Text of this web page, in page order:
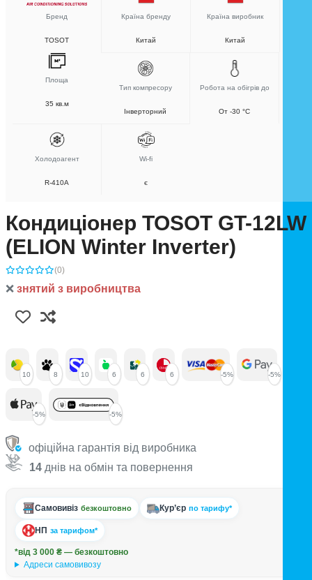
Бренд
TOSOT
Країна бренду
Китай
Країна виробник
Китай
Площа
35 кв.м
Тип компресору
Інверторний
Робота на обігрів до
От -30 °C
Холодоагент
R-410A
Wi-fi
є
Кондиціонер TOSOT GT-12LW
(ELION Winter Inverter)
(0)
❌ знятий з виробництва
10 8 10 6 6 6 -5% -5%
-5% -5%
офіційна гарантія від виробника
14 днів на обмін та повернення
Самовивіз безкоштовно Кур’єр по тарифу*
НП за тарифом*
*від 3 000 ₴ — безкоштовно
Адреси самовивозу